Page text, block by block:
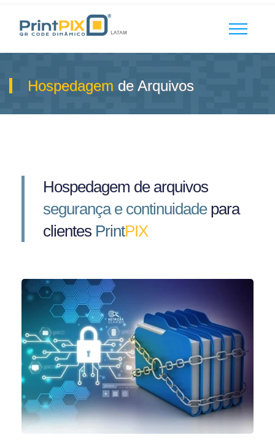
Hospedagem de Arquivos
Hospedagem de arquivos
segurança e continuidadepara
clientes PrintPIX